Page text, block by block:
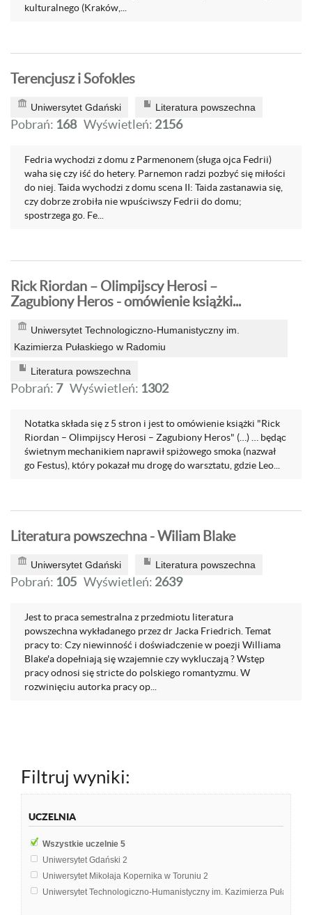
kulturalnego (Kraków,...
Terencjusz i Sofokles
Uniwersytet Gdański Literatura powszechna
Pobrań: 168 Wyświetleń: 2156
Fedria wychodzi z domu z Parmenonem (sługa ojca Fedrii)
waha się czy iść do hetery. Parnemon radzi pozbyć się miłości
do niej. Taida wychodzi z domu scena II: Taida zastanawia się,
czy dobrze zrobiła nie wpuściwszy Fedrii do domu;
spostrzega go. Fe...
Rick Riordan – Olimpijscy Herosi –
Zagubiony Heros - omówienie książki...
Uniwersytet Technologiczno-Humanistyczny im.
Kazimierza Pułaskiego w Radomiu
Literatura powszechna
Pobrań: 7 Wyświetleń: 1302
Notatka składa się z 5 stron i jest to omówienie książki "Rick
Riordan – Olimpijscy Herosi – Zagubiony Heros" (…) … będąc
świetnym mechanikiem naprawił spiżowego smoka (nazwał
go Festus), który pokazał mu drogę do warsztatu, gdzie Leo...
Literatura powszechna - Wiliam Blake
Uniwersytet Gdański Literatura powszechna
Pobrań: 105 Wyświetleń: 2639
Jest to praca semestralna z przedmiotu literatura
powszechna wykładanego przez dr Jacka Friedrich. Temat
pracy to: Czy niewinność i doświadczenie w poezji Williama
Blake'a dopełniają się wzajemnie czy wykluczają ? Wstęp
pracy odnosi się stricte do polskiego romantyzmu. W
rozwinięciu autorka pracy op...
Filtruj wyniki:
UCZELNIA
Wszystkie uczelnie 5
Uniwersytet Gdański 2
Uniwersytet Mikołaja Kopernika w Toruniu 2
Uniwersytet Technologiczno-Humanistyczny im. Kazimierza